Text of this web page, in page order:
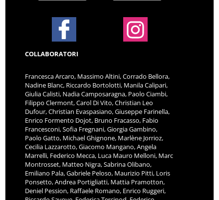
COLLABORATORI
Francesca Arcaro, Massimo Altini, Corrado Bellora,
Nadine Blanc, Riccardo Bortolotti, Manila Calipari,
Giulia Calisti, Nadia Camposaragna, Paolo Ciambi,
Filippo Clermont, Carol Di Vito, Christian Leo
Dufour, Christian Evaspasiano, Giuseppe Farinella,
Enrico Formento Dojot, Bruno Fracasso, Fabio
Francesconi, Sofia Fregnani, Giorgia Gambino,
Paolo Gatto, Michael Ghignone, Marlène Jorrioz,
Cecilia Lazzarotto, Giacomo Mangano, Angela
Marrelli, Federico Mecca, Luca Mauro Melloni, Marc
Montrosset, Matteo Nigra, Sabrina Olibano,
Emiliano Pala, Gabriele Peloso, Maurizio Pitti, Loris
Ponsetto, Andrea Portigliatti, Mattia Pramotton,
Deniel Pession, Raffaele Romano, Enrico Ruggeri,